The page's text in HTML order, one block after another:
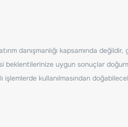
danışmanlığı kapsamında
uygun sonuçlar
kullanılmasından